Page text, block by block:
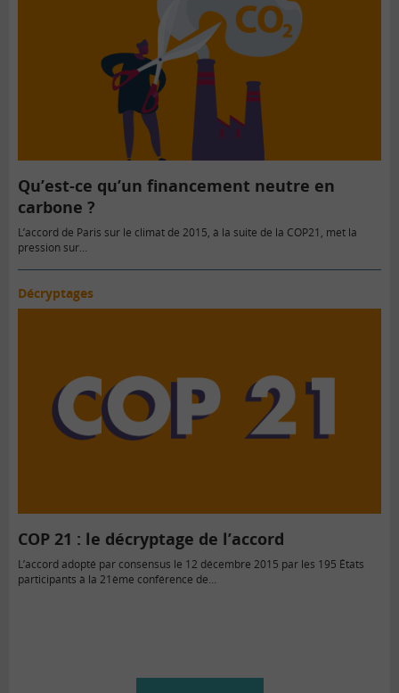
Qu’est-ce qu’un financement neutre en
carbone ?
L’accord de Paris sur le climat de 2015, à la suite de la COP21, met la
pression sur…
Décryptages
COP 21 : le décryptage de l’accord
L’accord adopté par consensus le 12 décembre 2015 par les 195 États
participants à la 21ème conférence de…